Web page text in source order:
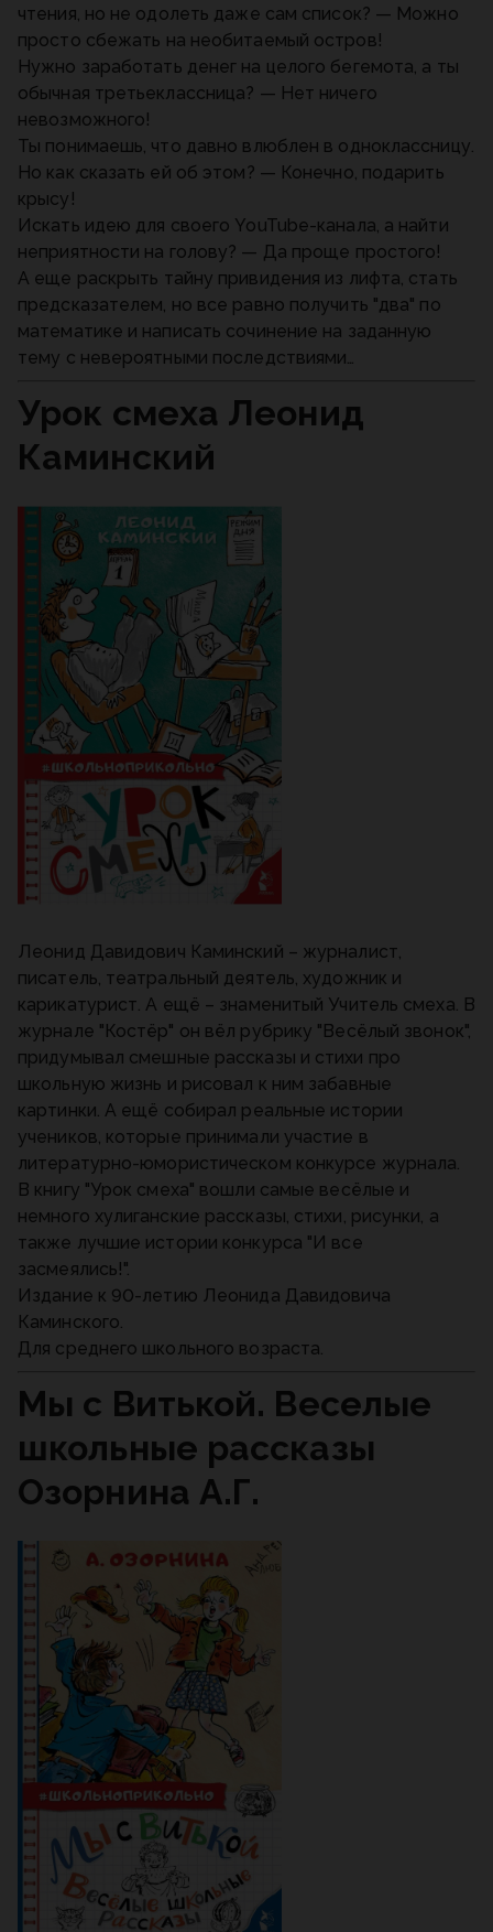
чтения, но не одолеть даже сам список? — Можно
просто сбежать на необитаемый остров!
Нужно заработать денег на целого бегемота, а ты
обычная третьеклассница? — Нет ничего
невозможного!
Ты понимаешь, что давно влюблен в одноклассницу.
Но как сказать ей об этом? — Конечно, подарить
крысу!
Искать идею для своего YouTube-канала, а найти
неприятности на голову? — Да проще простого!
А еще раскрыть тайну привидения из лифта, стать
предсказателем, но все равно получить "два" по
математике и написать сочинение на заданную
тему с невероятными последствиями…
Урок смеха Леонид
Каминский
Леонид Давидович Каминский – журналист,
писатель, театральный деятель, художник и
карикатурист. А ещё – знаменитый Учитель смеха. В
журнале "Костёр" он вёл рубрику "Весёлый звонок",
придумывал смешные рассказы и стихи про
школьную жизнь и рисовал к ним забавные
картинки. А ещё собирал реальные истории
учеников, которые принимали участие в
литературно-юмористическом конкурсе журнала.
В книгу "Урок смеха" вошли самые весёлые и
немного хулиганские рассказы, стихи, рисунки, а
также лучшие истории конкурса "И все
засмеялись!".
Издание к 90-летию Леонида Давидовича
Каминского.
Для среднего школьного возраста.
Мы с Витькой. Веселые
школьные рассказы
Озорнина А.Г.